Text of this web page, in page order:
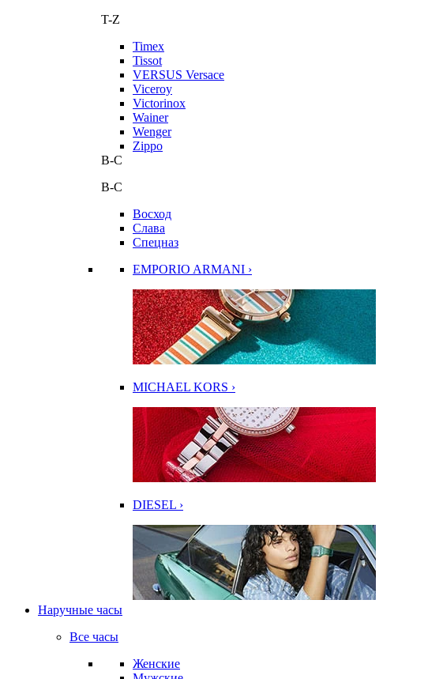
T-Z
Timex
Tissot
VERSUS Versace
Viceroy
Victorinox
Wainer
Wenger
Zippo
В-С
В-С
Восход
Слава
Спецназ
EMPORIO ARMANI ›
MICHAEL KORS ›
DIESEL ›
Наручные часы
Все часы
Женские